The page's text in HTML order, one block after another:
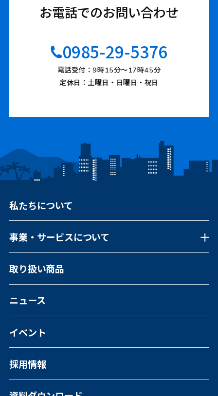
お電話でのお問い合わせ
0985-29-5376
電話受付：9時15分〜17時45分
定休日：土曜日・日曜日・祝日
私たちについて
事業・サービスについて
事業・サービスについて一覧
福祉向けソフトウェア
コンピュータ・OA機器販売
外国人の人材紹介
取り扱い商品
ニュース
イベント
採用情報